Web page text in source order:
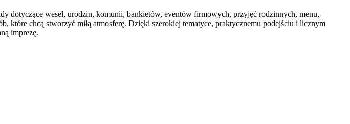
dotyczące wesel, urodzin, komunii, bankietów, eventów firmowych, przyjęć rodzinnych, menu,
chcą stworzyć miłą atmosferę. Dzięki szerokiej tematyce, praktycznemu podejściu i licznym
imprezę.